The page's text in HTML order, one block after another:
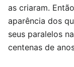
as criaram.
aparência dos
seus paralelos
centenas de